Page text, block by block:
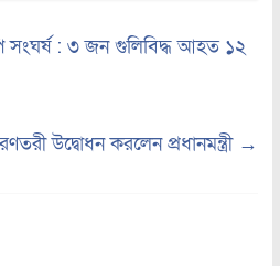
সংঘর্ষ : ৩ জন গুলিবিদ্ধ আহত ১২
উদ্বোধন করলেন প্রধানমন্ত্রী →